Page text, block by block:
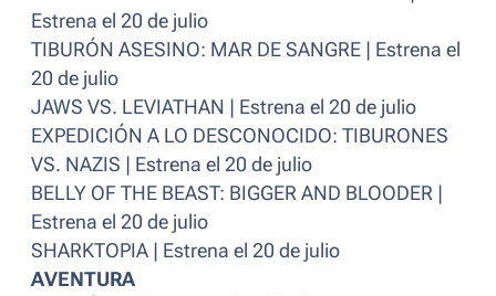
Estrena el 20 de julio
TIBURÓN ASESINO: MAR DE SANGRE | Estrena el
20 de julio
JAWS VS. LEVIATHAN | Estrena el 20 de julio
EXPEDICIÓN A LO DESCONOCIDO: TIBURONES
VS. NAZIS | Estrena el 20 de julio
BELLY OF THE BEAST: BIGGER AND BLOODER |
Estrena el 20 de julio
SHARKTOPIA | Estrena el 20 de julio
AVENTURA